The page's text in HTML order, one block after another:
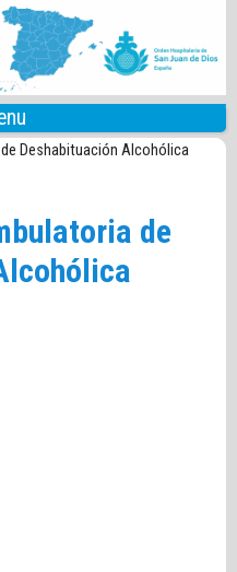
Deshabituación Alcohólica
de